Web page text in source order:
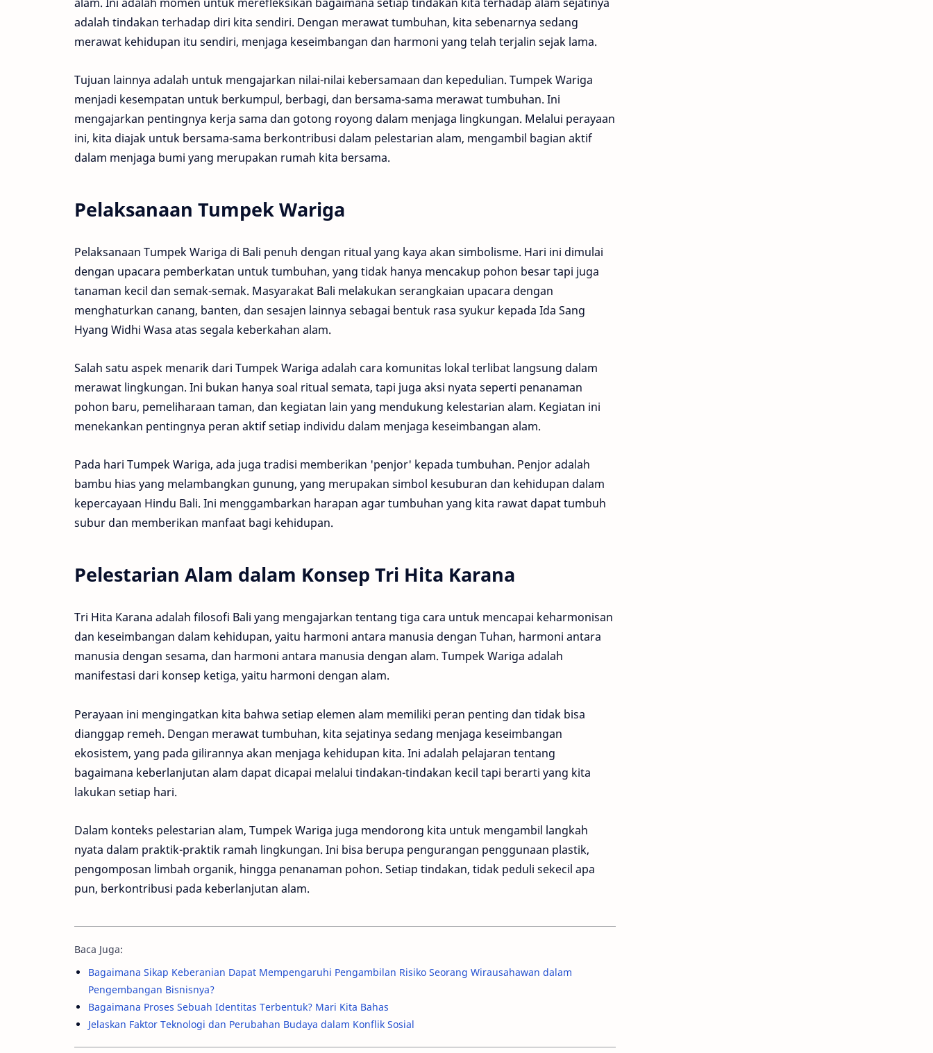
adalah tindakan terhadap diri kita sendiri. Dengan merawat tumbuhan, kita sebenarnya sedang
merawat kehidupan itu sendiri, menjaga keseimbangan dan harmoni yang telah terjalin sejak lama.
Tujuan lainnya adalah untuk mengajarkan nilai-nilai kebersamaan dan kepedulian. Tumpek Wariga
menjadi kesempatan untuk berkumpul, berbagi, dan bersama-sama merawat tumbuhan. Ini
mengajarkan pentingnya kerja sama dan gotong royong dalam menjaga lingkungan. Melalui perayaan
ini, kita diajak untuk bersama-sama berkontribusi dalam pelestarian alam, mengambil bagian aktif
dalam menjaga bumi yang merupakan rumah kita bersama.
Pelaksanaan Tumpek Wariga
Pelaksanaan Tumpek Wariga di Bali penuh dengan ritual yang kaya akan simbolisme. Hari ini dimulai
dengan upacara pemberkatan untuk tumbuhan, yang tidak hanya mencakup pohon besar tapi juga
tanaman kecil dan semak-semak. Masyarakat Bali melakukan serangkaian upacara dengan
menghaturkan canang, banten, dan sesajen lainnya sebagai bentuk rasa syukur kepada Ida Sang
Hyang Widhi Wasa atas segala keberkahan alam.
Salah satu aspek menarik dari Tumpek Wariga adalah cara komunitas lokal terlibat langsung dalam
merawat lingkungan. Ini bukan hanya soal ritual semata, tapi juga aksi nyata seperti penanaman
pohon baru, pemeliharaan taman, dan kegiatan lain yang mendukung kelestarian alam. Kegiatan ini
menekankan pentingnya peran aktif setiap individu dalam menjaga keseimbangan alam.
Pada hari Tumpek Wariga, ada juga tradisi memberikan 'penjor' kepada tumbuhan. Penjor adalah
bambu hias yang melambangkan gunung, yang merupakan simbol kesuburan dan kehidupan dalam
kepercayaan Hindu Bali. Ini menggambarkan harapan agar tumbuhan yang kita rawat dapat tumbuh
subur dan memberikan manfaat bagi kehidupan.
Pelestarian Alam dalam Konsep Tri Hita Karana
Tri Hita Karana adalah filosofi Bali yang mengajarkan tentang tiga cara untuk mencapai keharmonisan
dan keseimbangan dalam kehidupan, yaitu harmoni antara manusia dengan Tuhan, harmoni antara
manusia dengan sesama, dan harmoni antara manusia dengan alam. Tumpek Wariga adalah
manifestasi dari konsep ketiga, yaitu harmoni dengan alam.
Perayaan ini mengingatkan kita bahwa setiap elemen alam memiliki peran penting dan tidak bisa
dianggap remeh. Dengan merawat tumbuhan, kita sejatinya sedang menjaga keseimbangan
ekosistem, yang pada gilirannya akan menjaga kehidupan kita. Ini adalah pelajaran tentang
bagaimana keberlanjutan alam dapat dicapai melalui tindakan-tindakan kecil tapi berarti yang kita
lakukan setiap hari.
Dalam konteks pelestarian alam, Tumpek Wariga juga mendorong kita untuk mengambil langkah
nyata dalam praktik-praktik ramah lingkungan. Ini bisa berupa pengurangan penggunaan plastik,
pengomposan limbah organik, hingga penanaman pohon. Setiap tindakan, tidak peduli sekecil apa
pun, berkontribusi pada keberlanjutan alam.
Baca Juga:
Bagaimana Sikap Keberanian Dapat Mempengaruhi Pengambilan Risiko Seorang Wirausahawan dalam
Pengembangan Bisnisnya?
Bagaimana Proses Sebuah Identitas Terbentuk? Mari Kita Bahas
Jelaskan Faktor Teknologi dan Perubahan Budaya dalam Konflik Sosial